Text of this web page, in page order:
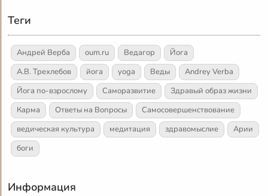
Теги
Андрей Верба oum.ru Ведагор
Йога
А.В. Трехлебов
йога yoga Веды
Andrey Verba
Йога по-взрослому
Саморазвитие
Здравый образ жизни
Карма
Ответы на Вопросы
Самосовершенствование
ведическая культура
медитация здравомыслие
Арии
боги
Информация